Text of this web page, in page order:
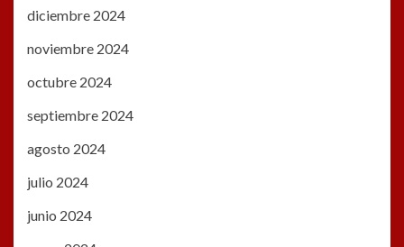
diciembre 2024
noviembre 2024
octubre 2024
septiembre 2024
agosto 2024
julio 2024
junio 2024